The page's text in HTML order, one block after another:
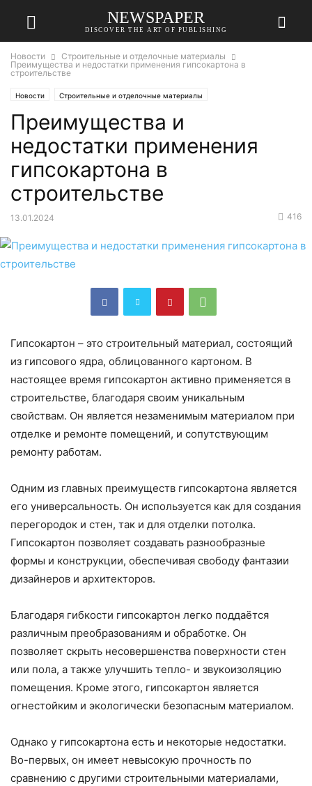
NEWSPAPER
DISCOVER THE ART OF PUBLISHING
Новости
Строительные и отделочные материалы
Преимущества и недостатки применения гипсокартона в
строительстве
Новости Строительные и отделочные материалы
Преимущества и
недостатки применения
гипсокартона в
строительстве
13.01.2024 416
Гипсокартон – это строительный материал, состоящий
из гипсового ядра, облицованного картоном. В
настоящее время гипсокартон активно применяется в
строительстве, благодаря своим уникальным
свойствам. Он является незаменимым материалом при
отделке и ремонте помещений, и сопутствующим
ремонту работам.
Одним из главных преимуществ гипсокартона является
его универсальность. Он используется как для создания
перегородок и стен, так и для отделки потолка.
Гипсокартон позволяет создавать разнообразные
формы и конструкции, обеспечивая свободу фантазии
дизайнеров и архитекторов.
Благодаря гибкости гипсокартон легко поддаётся
различным преобразованиям и обработке. Он
позволяет скрыть несовершенства поверхности стен
или пола, а также улучшить тепло- и звукоизоляцию
помещения. Кроме этого, гипсокартон является
огнестойким и экологически безопасным материалом.
Однако у гипсокартона есть и некоторые недостатки.
Во-первых, он имеет невысокую прочность по
сравнению с другими строительными материалами,